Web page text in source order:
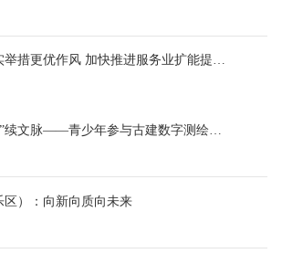
以更强担当更实举措更优作风 加快推进服务业扩能提质和优质高效发展
“数”绘梅城 “青”续文脉——青少年参与古建数字测绘实践系列活动
区）：向新向质向未来